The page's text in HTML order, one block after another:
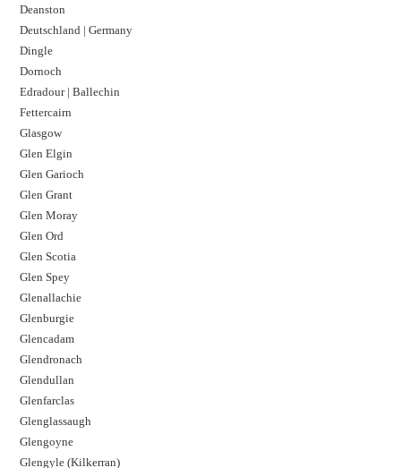
Deanston
Deutschland | Germany
Dingle
Dornoch
Edradour | Ballechin
Fettercairn
Glasgow
Glen Elgin
Glen Garioch
Glen Grant
Glen Moray
Glen Ord
Glen Scotia
Glen Spey
Glenallachie
Glenburgie
Glencadam
Glendronach
Glendullan
Glenfarclas
Glenglassaugh
Glengoyne
Glengyle (Kilkerran)